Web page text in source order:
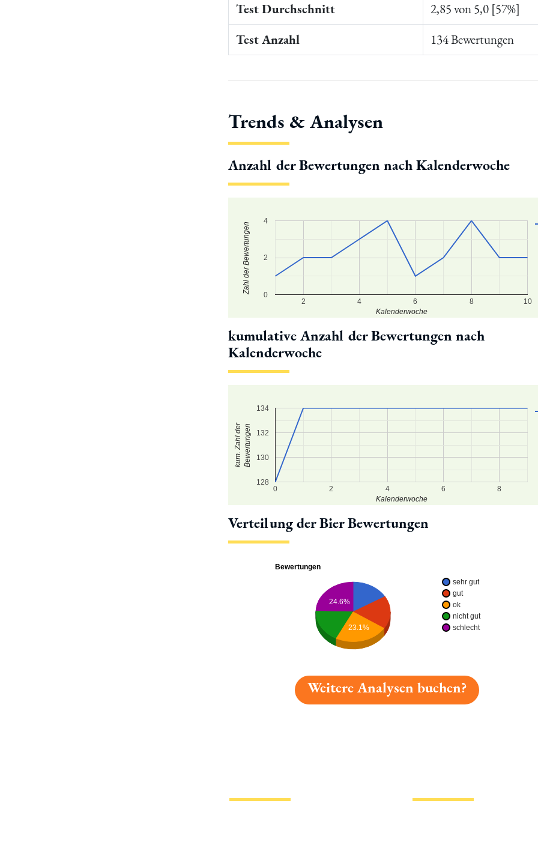
Test Durchschnitt
2,85 von 5,0 [57%]
Test Anzahl
134 Bewertungen
Trends & Analysen
Anzahl der Bewertungen nach Kalenderwoche
2 4 6 8 10
0
2
4
Kalenderwoche
Zahl der Bewertungen
kumulative Anzahl der Bewertungen nach
Kalenderwoche
0 2 4 6 8
128
130
132
134
Kalenderwoche
kum. Zahl derBewertungen
Verteilung der Bier Bewertungen
Bewertungen
sehr gut
gut
ok
nicht gut
schlecht
24.6%
23.1%
Weitere Analysen buchen?